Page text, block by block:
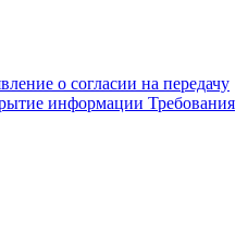
о согласии на передачу
информации Требования